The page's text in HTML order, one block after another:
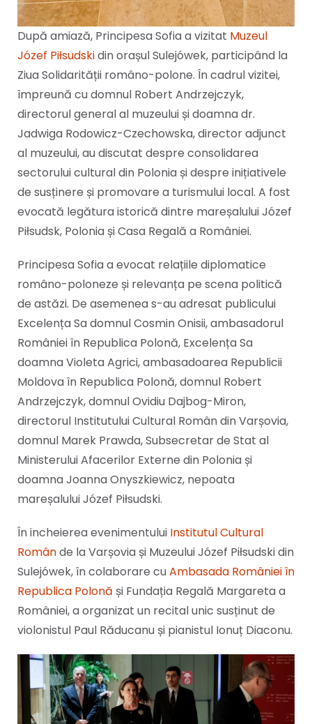
După amiază, Principesa Sofia a vizitat Muzeul
Józef Piłsudskidin orașul Sulejówek, participând la
Ziua Solidarității româno-polone. În cadrul vizitei,
împreună cu domnul Robert Andrzejczyk,
directorul general al muzeului și doamna dr.
Jadwiga Rodowicz-Czechowska, director adjunct
al muzeului, au discutat despre consolidarea
sectorului cultural din Polonia și despre inițiativele
de susținere și promovare a turismului local. A fost
evocată legătura istorică dintre mareșalului Józef
Piłsudsk, Polonia și Casa Regală a României.
Principesa Sofia a evocat relațiile diplomatice
româno-poloneze și relevanța pe scena politică
de astăzi. De asemenea s-au adresat publicului
Excelența Sa domnul Cosmin Onisii, ambasadorul
României în Republica Polonă, Excelența Sa
doamna Violeta Agrici, ambasadoarea Republicii
Moldova în Republica Polonă, domnul Robert
Andrzejczyk, domnul Ovidiu Dajbog-Miron,
directorul Institutului Cultural Român din Varșovia,
domnul Marek Prawda, Subsecretar de Stat al
Ministerului Afacerilor Externe din Polonia și
doamna Joanna Onyszkiewicz, nepoata
mareșalului Józef Piłsudski.
În incheierea evenimentului Institutul Cultural
Românde la Varșovia și Muzeului Józef Piłsudski din
Sulejówek, în colaborare cuAmbasada României în
Republica Polonă și Fundația Regală Margareta a
României, a organizat un recital unic susținut de
violonistul Paul Răducanu și pianistul Ionuț Diaconu.